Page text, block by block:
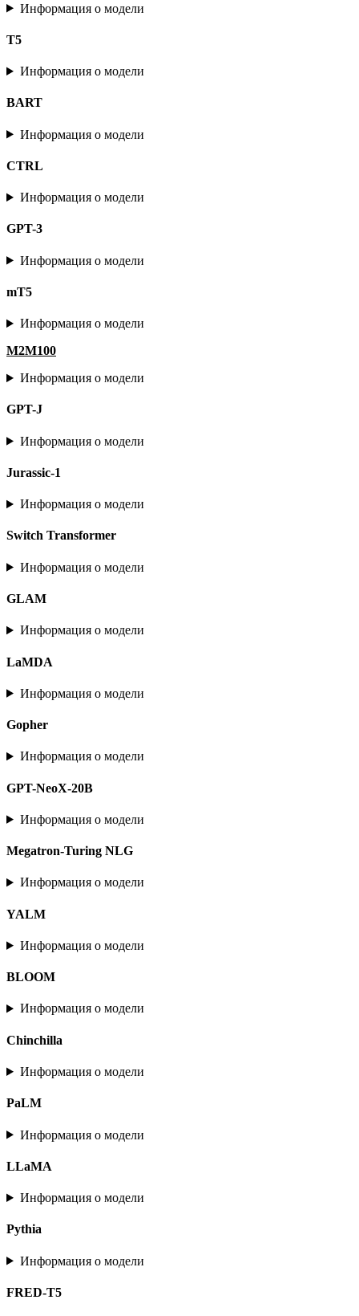
Информация о модели
T5
Информация о модели
BART
Информация о модели
CTRL
Информация о модели
GPT-3
Информация о модели
mT5
Информация о модели
M2M100
Информация о модели
GPT-J
Информация о модели
Jurassic-1
Информация о модели
Switch Transformer
Информация о модели
GLAM
Информация о модели
LaMDA
Информация о модели
Gopher
Информация о модели
GPT-NeoX-20B
Информация о модели
Megatron-Turing NLG
Информация о модели
YALM
Информация о модели
BLOOM
Информация о модели
Chinchilla
Информация о модели
PaLM
Информация о модели
LLaMA
Информация о модели
Pythia
Информация о модели
FRED-T5